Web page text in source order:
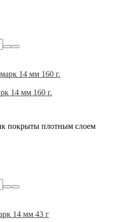
14 мм 160 г.
покрыты плотным слоем